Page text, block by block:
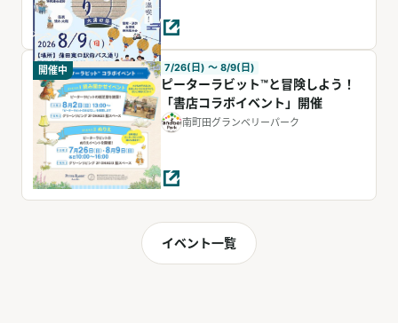
開催中 7/26(日) 〜 8/9(日)
ピーターラビット™と冒険しよう！
「書店コラボイベント」開催
南町田グランベリーパーク
イベント一覧